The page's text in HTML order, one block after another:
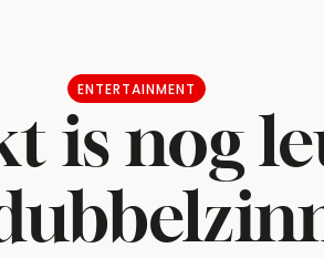
ENTERTAINMENT
is nog